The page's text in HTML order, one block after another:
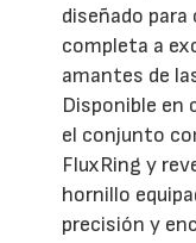
diseñado
completa a
amantes de
Disponible en
el conjunto
FluxRing y
hornillo
precisión y